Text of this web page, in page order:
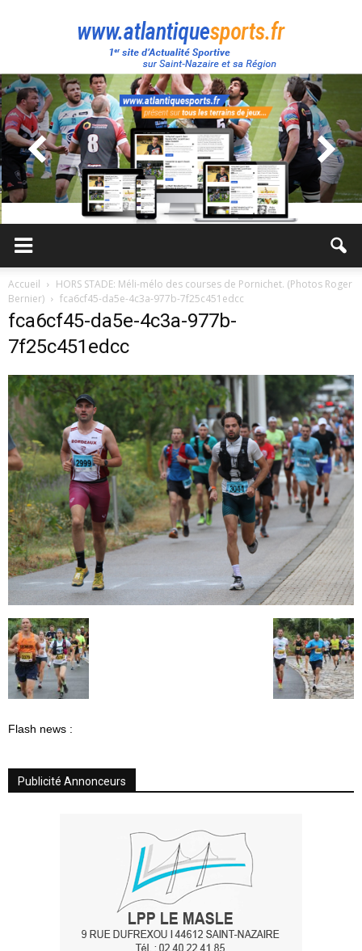
Atlantique
Sport
Accueil
HORS STADE: Méli-mélo des courses de Pornichet. (Photos Roger
Bernier)
fca6cf45-da5e-4c3a-977b-7f25c451edcc
fca6cf45-da5e-4c3a-977b-
7f25c451edcc
Flash news :
Publicité Annonceurs